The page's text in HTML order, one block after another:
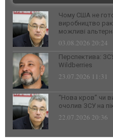
Чому США не
виробництво
можливі
03.08.2026 20:24
Перспектива:
Wildberries
23.07.2026 11:31
“Нова кров” чи
очолив ЗСУ на
22.07.2026 20:36